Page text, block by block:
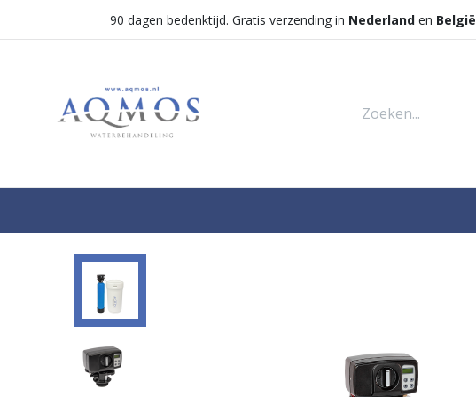
90 dagen bedenktijd. Gratis verzending in Nederlanden België